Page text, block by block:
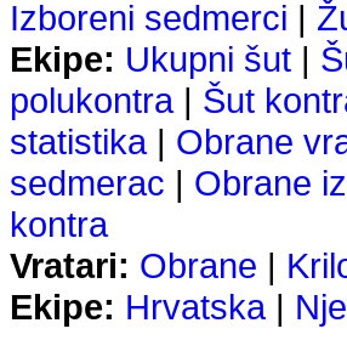
Izboreni sedmerci |
Ekipe: Ukupni šut |
polukontra| Šut
statistika| Obrane
sedmerac | Obrane
kontra
Vratari: Obrane |
Ekipe: Hrvatska|